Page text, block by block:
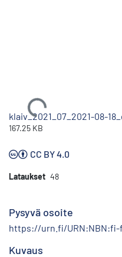
Ladataan...
klaiv_2021_07_2021-08-
167.25 KB
CC BY 4.0
Lataukset 48
Pysyvä osoite
https://urn.fi/URN:NBN:fi-
Kuvaus